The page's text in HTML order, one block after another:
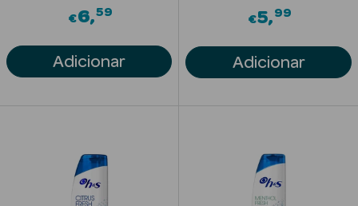
Solares Bebé e
€6 59
Adicionar
€5 99
Adicionar